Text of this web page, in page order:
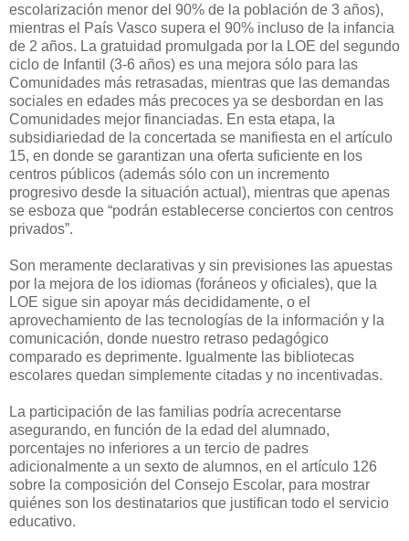
escolarización menor del 90% de la población de 3 años),
mientras el País Vasco supera el 90% incluso de la infancia
de 2 años. La gratuidad promulgada por la LOE del segundo
ciclo de Infantil (3-6 años) es una mejora sólo para las
Comunidades más retrasadas, mientras que las demandas
sociales en edades más precoces ya se desbordan en las
Comunidades mejor financiadas. En esta etapa, la
subsidiariedad de la concertada se manifiesta en el artículo
15, en donde se garantizan una oferta suficiente en los
centros públicos (además sólo con un incremento
progresivo desde la situación actual), mientras que apenas
se esboza que “podrán establecerse conciertos con centros
privados”.
Son meramente declarativas y sin previsiones las apuestas
por la mejora de los idiomas (foráneos y oficiales), que la
LOE sigue sin apoyar más decididamente, o el
aprovechamiento de las tecnologías de la información y la
comunicación, donde nuestro retraso pedagógico
comparado es deprimente. Igualmente las bibliotecas
escolares quedan simplemente citadas y no incentivadas.
La participación de las familias podría acrecentarse
asegurando, en función de la edad del alumnado,
porcentajes no inferiores a un tercio de padres
adicionalmente a un sexto de alumnos, en el artículo 126
sobre la composición del Consejo Escolar, para mostrar
quiénes son los destinatarios que justifican todo el servicio
educativo.